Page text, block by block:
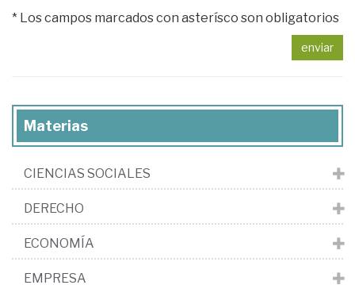
* Los campos marcados con asterísco son obligatorios
enviar
Materias
CIENCIAS SOCIALES
DERECHO
ECONOMÍA
EMPRESA